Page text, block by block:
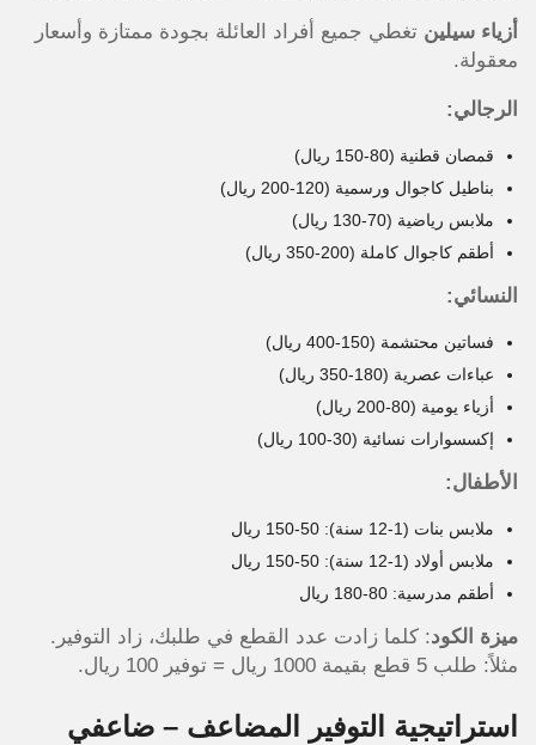
أزياء سيلين تغطي جميع أفراد العائلة بجودة ممتازة وأسعار
معقولة.
الرجالي:
قمصان قطنية (80-150 ريال)
بناطيل كاجوال ورسمية (120-200 ريال)
ملابس رياضية (70-130 ريال)
أطقم كاجوال كاملة (200-350 ريال)
النسائي:
فساتين محتشمة (150-400 ريال)
عباءات عصرية (180-350 ريال)
أزياء يومية (80-200 ريال)
إكسسوارات نسائية (30-100 ريال)
الأطفال:
ملابس بنات (1-12 سنة): 50-150 ريال
ملابس أولاد (1-12 سنة): 50-150 ريال
أطقم مدرسية: 80-180 ريال
ميزة الكود: كلما زادت عدد القطع في طلبك، زاد التوفير.
مثلاً: طلب 5 قطع بقيمة 1000 ريال = توفير 100 ريال.
استراتيجية التوفير المضاعف – ضاعفي